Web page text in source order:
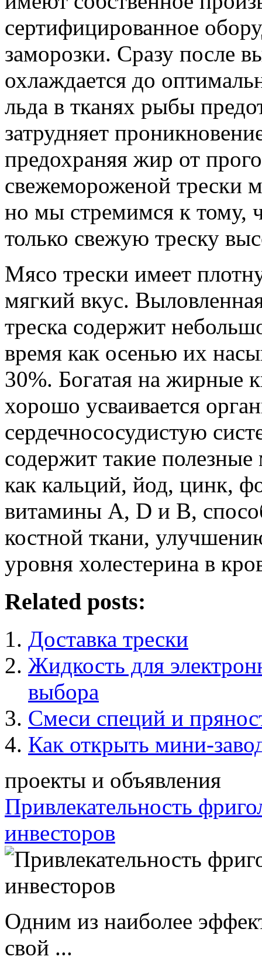
сертифицированное
заморозки. Сразу после
охлаждается до
льда в тканях рыбы
затрудняет
предохраняя жир от
свежемороженой трески
но мы стремимся к тому,
только свежую треску
Мясо трески имеет
мягкий вкус.
треска содержит
время как осенью их
30%. Богатая на жирные
хорошо усваивается
сердечнососудистую
содержит такие
как кальций, йод, цинк,
витамины А, D и В,
костной ткани,
уровня холестерина в
Related posts:
Доставка трески
Жидкость для
выбора
Смеси специй и
Как открыть мини-
проекты и объявления
Привлекательность
инвесторов
Одним из наиболее
свой ...